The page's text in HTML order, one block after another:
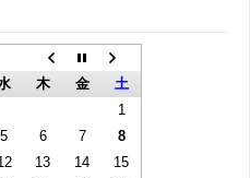
木 金
土
1
5 6 7
8
13 14
15